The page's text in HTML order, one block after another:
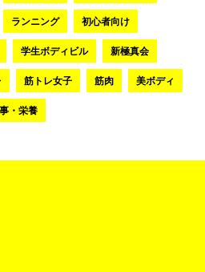
ランニング 初心者向け
学生ボディビル 新極真会
筋トレ女子 筋肉 美ボディ
・栄養